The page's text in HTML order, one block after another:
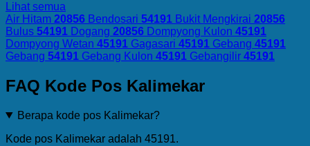
Lihat semua
Air Hitam 20856 Bendosari 54191 Bukit Mengkirai 20856
Bulus 54191 Dogang 20856 Dompyong Kulon 45191
Dompyong Wetan 45191 Gagasari 45191 Gebang 45191
Gebang 54191 Gebang Kulon 45191 Gebangilir 45191
FAQ Kode Pos Kalimekar
Berapa kode pos Kalimekar?
Kode pos Kalimekar adalah 45191.